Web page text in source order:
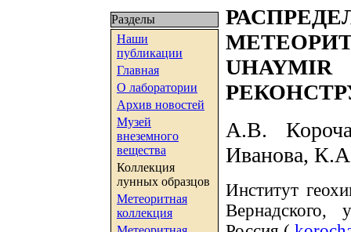
Разделы
Наши
публикации
Главная
О лаборатории
Архив новостей
Музей
внеземного
вещества
Коллекция
лунных образцов
Метеоритная
коллекция
А.В.
Иванова,
Институт